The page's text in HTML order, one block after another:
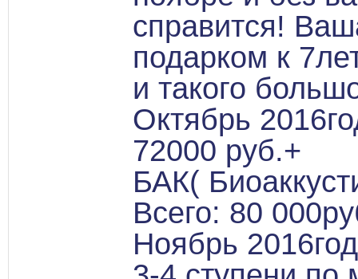
справится!
подарком к
и такого
Октябрь
72000 руб.+
БАК(
Всего: 80
Ноябрь